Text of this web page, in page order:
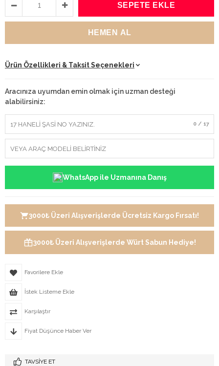
Ürün Özellikleri & Taksit Seçenekleri
Aracınıza uyumdan emin olmak için uzman desteği
alabilirsiniz:
0 / 17
WhatsApp ile Uzmanına Danış
3000₺ Üzeri Alışverişlerde Ücretsiz Kargo Fırsatı!
3000₺ Üzeri Alışverişlerde Würt Sabun Hediye!
Favorilere Ekle
İstek Listeme Ekle
Karşılaştır
Fiyat Düşünce Haber Ver
TAVSIYE ET